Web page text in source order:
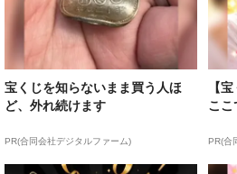
宝くじを知らないまま買う人ほ
ど、外れ続けます
PR(合同会社デジタルファーム)
【
ここ
PR(合